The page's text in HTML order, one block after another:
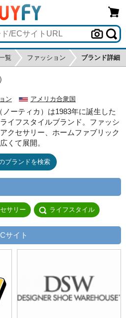
覧 ファッション ブランド詳細
ン アメリカ合衆国
ノーティカ）は1983年に誕生した
イフスタイルブランド。ファッシ
クセサリー、ホームファブリック
くて展開。
ブランドを検索
サリー ライフスタイル
サイト